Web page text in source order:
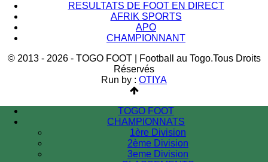
RESULTATS DE FOOT EN DIRECT
AFRIK SPORTS
APO
CHAMPIONNANT
© 2013 - 2026 - TOGO FOOT | Football au Togo.Tous Droits
Réservés
Run by : OTIYA
TOGO FOOT
CHAMPIONNATS
1ère Division
2ème Division
3eme Division